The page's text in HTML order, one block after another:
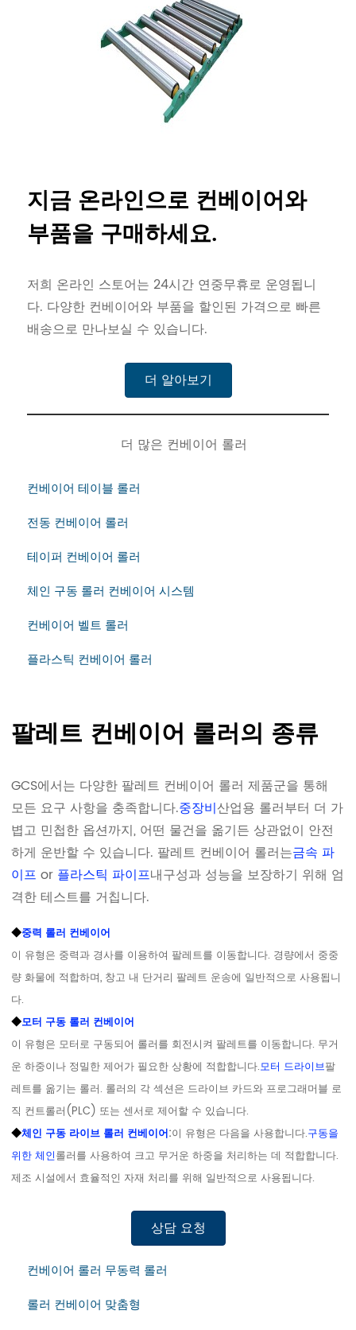
지금 온라인으로 컨베이어와
부품을 구매하세요.
저희 온라인 스토어는 24시간 연중무휴로 운영됩니
다. 다양한 컨베이어와 부품을 할인된 가격으로 빠른
배송으로 만나보실 수 있습니다.
더 알아보기
더 많은 컨베이어 롤러
컨베이어 테이블 롤러
전동 컨베이어 롤러
테이퍼 컨베이어 롤러
체인 구동 롤러 컨베이어 시스템
컨베이어 벨트 롤러
플라스틱 컨베이어 롤러
팔레트 컨베이어 롤러의 종류
GCS에서는 다양한 팔레트 컨베이어 롤러 제품군을 통해
모든 요구 사항을 충족합니다.중장비산업용 롤러부터 더 가
볍고 민첩한 옵션까지, 어떤 물건을 옮기든 상관없이 안전
하게 운반할 수 있습니다. 팔레트 컨베이어 롤러는금속 파
이프 or 플라스틱 파이프내구성과 성능을 보장하기 위해 엄
격한 테스트를 거칩니다.
◆중력 롤러 컨베이어
이 유형은 중력과 경사를 이용하여 팔레트를 이동합니다. 경량에서 중중
량 화물에 적합하며, 창고 내 단거리 팔레트 운송에 일반적으로 사용됩니
다.
◆모터 구동 롤러 컨베이어
이 유형은 모터로 구동되어 롤러를 회전시켜 팔레트를 이동합니다. 무거
운 하중이나 정밀한 제어가 필요한 상황에 적합합니다.모터 드라이브팔
레트를 옮기는 롤러. 롤러의 각 섹션은 드라이브 카드와 프로그래머블 로
직 컨트롤러(PLC) 또는 센서로 제어할 수 있습니다.
◆체인 구동 라이브 롤러 컨베이어:이 유형은 다음을 사용합니다.구동을
위한 체인롤러를 사용하여 크고 무거운 하중을 처리하는 데 적합합니다.
제조 시설에서 효율적인 자재 처리를 위해 일반적으로 사용됩니다.
상담 요청
컨베이어 롤러 무동력 롤러
롤러 컨베이어 맞춤형